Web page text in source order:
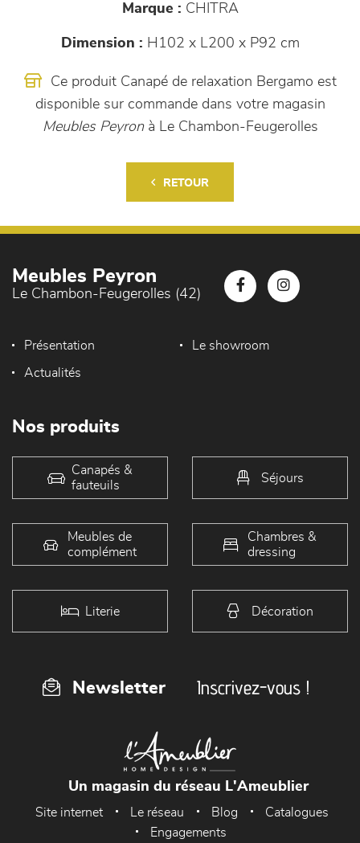
Marque : CHITRA
Dimension : H102 x L200 x P92 cm
Ce produit Canapé de relaxation Bergamo est
disponible sur commande dans votre magasin
Meubles Peyronà Le Chambon-Feugerolles
RETOUR
Meubles Peyron
Le Chambon-Feugerolles (42)
Présentation Le showroom
Actualités
Nos produits
Canapés &
fauteuils
Séjours
Meubles de
complément
Chambres &
dressing
Literie Décoration
Newsletter Inscrivez-vous !
Un magasin du réseau L'Ameublier
Site internet Le réseau Blog
Catalogues
Engagements